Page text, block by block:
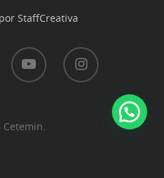
StaffCreativa